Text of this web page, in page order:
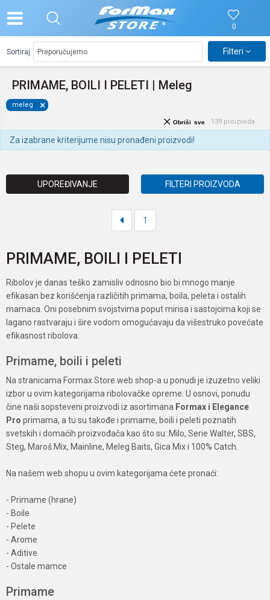
0
PRIMAME, BOILI I PELETI | Meleg
Sortiraj Filteri
meleg
139 proizvoda
Obriši sve
Za izabrane kriterijume nisu pronađeni proizvodi!
UPOREĐIVANJE FILTERI PROIZVODA
1
PRIMAME, BOILI I PELETI
Ribolov je danas teško zamisliv odnosno bio bi mnogo manje
efikasan bez korišćenja različitih primama, boila, peleta i ostalih
mamaca. Oni posebnim svojstvima poput mirisa i sastojcima koji se
lagano rastvaraju i šire vodom omogućavaju da višestruko povećate
efikasnost ribolova.
Primame, boili i peleti
Na stranicama Formax Store web shop-a u ponudi je izuzetno veliki
izbor u ovim kategorijama ribolovačke opreme. U osnovi, ponudu
čine naši sopsteveni proizvodi iz asortimana Formax i Elegance
Pro primama, a tu su takođe i primame, boili i peleti poznatih
svetskih i domaćih proizvođača kao što su: Milo, Serie Walter, SBS,
Steg, Maroš Mix, Mainline, Meleg Baits, Gica Mix i 100% Catch.
Na našem web shopu u ovim kategorijama ćete pronaći:
- Primame (hrane)
- Boile
- Pelete
- Arome
- Aditive
- Ostale mamce
Primame